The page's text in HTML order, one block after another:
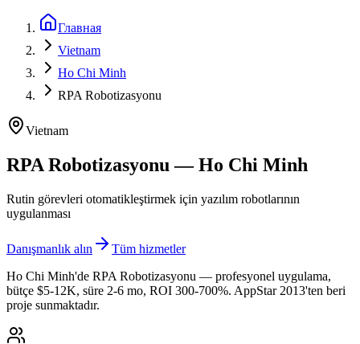
Главная
Vietnam
Ho Chi Minh
RPA Robotizasyonu
Vietnam
RPA Robotizasyonu — Ho Chi Minh
Rutin görevleri otomatikleştirmek için yazılım robotlarının
uygulanması
Danışmanlık alın
Tüm hizmetler
Ho Chi Minh'de RPA Robotizasyonu — profesyonel uygulama,
bütçe $5-12K, süre 2-6 mo, ROI 300-700%. AppStar 2013'ten beri
proje sunmaktadır.